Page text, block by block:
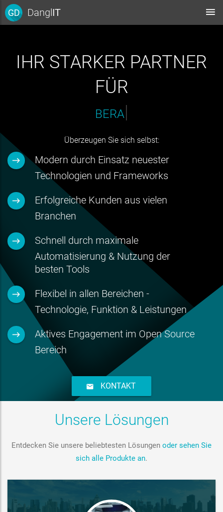
GD DanglIT
IHR STARKER PARTNER
FÜR
BIM, GAEB, IFC
Überzeugen Sie sich selbst:
Modern durch Einsatz neuester
Technologien und Frameworks
Erfolgreiche Kunden aus vielen
Branchen
Schnell durch maximale
Automatisierung & Nutzung der
besten Tools
Flexibel in allen Bereichen -
Technologie, Funktion & Leistungen
Aktives Engagement im Open Source
Bereich
KONTAKT
Unsere Lösungen
Entdecken Sie unsere beliebtesten Lösungen oder sehen Sie
sich alle Produkte an.